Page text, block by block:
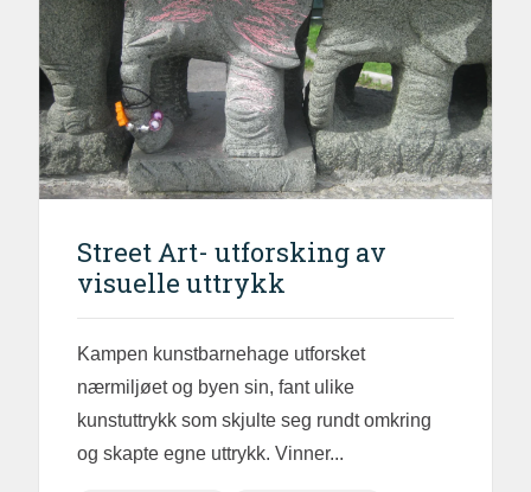
Street Art- utforsking av
visuelle uttrykk
Kampen kunstbarnehage utforsket
nærmiljøet og byen sin, fant ulike
kunstuttrykk som skjulte seg rundt omkring
og skapte egne uttrykk. Vinner...